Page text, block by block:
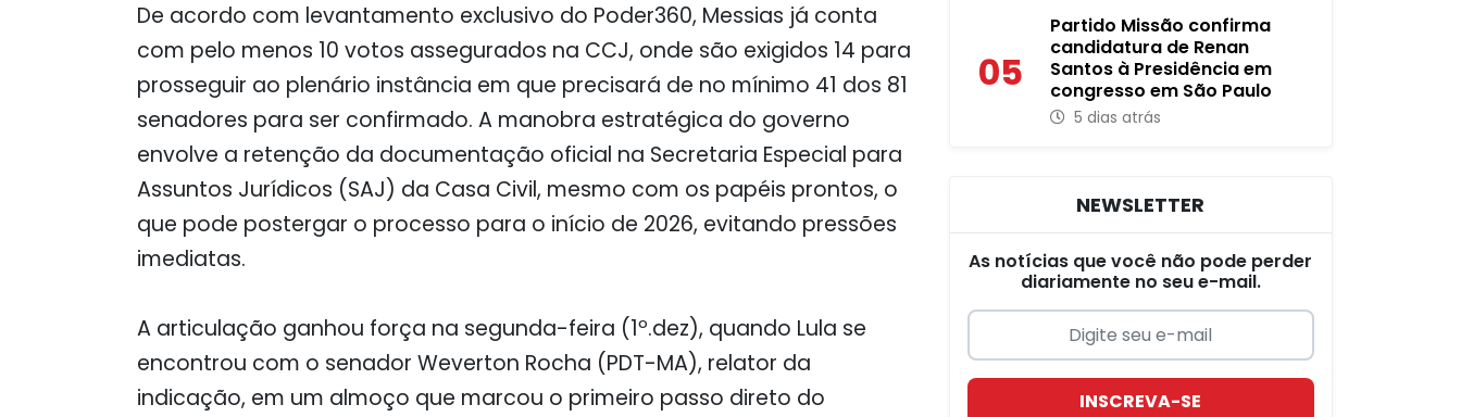
De acordo com levantamento exclusivo do Poder360, Messias já conta
com pelo menos 10 votos assegurados na CCJ, onde são exigidos 14 para
prosseguir ao plenário instância em que precisará de no mínimo 41 dos 81
senadores para ser confirmado. A manobra estratégica do governo
envolve a retenção da documentação oficial na Secretaria Especial para
Assuntos Jurídicos (SAJ) da Casa Civil, mesmo com os papéis prontos, o
que pode postergar o processo para o início de 2026, evitando pressões
imediatas.
A articulação ganhou força na segunda-feira (1º.dez), quando Lula se
encontrou com o senador Weverton Rocha (PDT-MA), relator da
indicação, em um almoço que marcou o primeiro passo direto do
05
Partido Missão confirma
candidatura de Renan
Santos à Presidência em
congresso em São Paulo
5 dias atrás
NEWSLETTER
As notícias que você não pode perder
diariamente no seu e-mail.
INSCREVA-SE